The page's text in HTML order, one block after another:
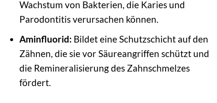
Wachstum von Bakterien, die Karies und
Parodontitis verursachen können.
Aminfluorid: Bildet eine Schutzschicht auf den
Zähnen, die sie vor Säureangriffen schützt und
die Remineralisierung des Zahnschmelzes
fördert.